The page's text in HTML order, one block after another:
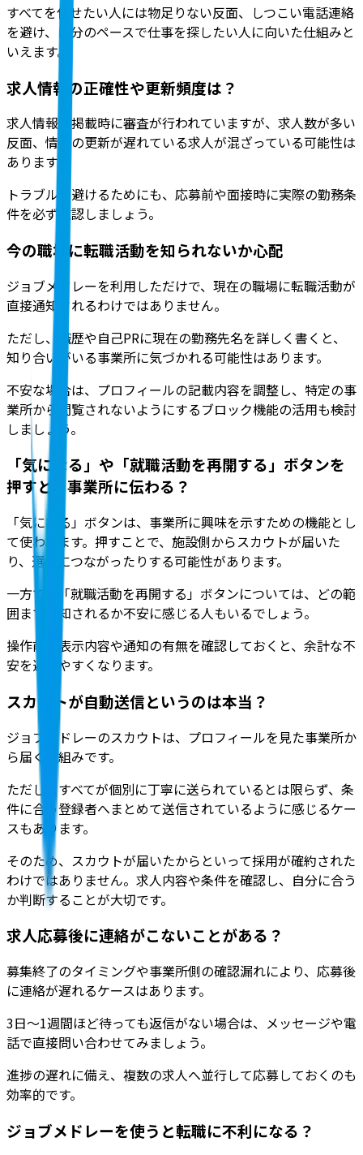
すべてを任せたい人には物足りない反面、しつこい電話連絡
を避け、自分のペースで仕事を探したい人に向いた仕組みと
いえます。
求人情報の正確性や更新頻度は？
求人情報は掲載時に審査が行われていますが、求人数が多い
反面、情報の更新が遅れている求人が混ざっている可能性は
あります。
トラブルを避けるためにも、応募前や面接時に実際の勤務条
件を必ず確認しましょう。
今の職場に転職活動を知られないか心配
ジョブメドレーを利用しただけで、現在の職場に転職活動が
直接通知されるわけではありません。
ただし、職歴や自己PRに現在の勤務先名を詳しく書くと、
知り合いがいる事業所に気づかれる可能性はあります。
不安な場合は、プロフィールの記載内容を調整し、特定の事
業所から閲覧されないようにするブロック機能の活用も検討
しましょう。
「気になる」や「就職活動を再開する」ボタンを
押すと、事業所に伝わる？
「気になる」ボタンは、事業所に興味を示すための機能とし
て使われます。押すことで、施設側からスカウトが届いた
り、選考につながったりする可能性があります。
一方で、「就職活動を再開する」ボタンについては、どの範
囲まで通知されるか不安に感じる人もいるでしょう。
操作前に表示内容や通知の有無を確認しておくと、余計な不
安を避けやすくなります。
スカウトが自動送信というのは本当？
ジョブメドレーのスカウトは、プロフィールを見た事業所か
ら届く仕組みです。
ただし、すべてが個別に丁寧に送られているとは限らず、条
件に合う登録者へまとめて送信されているように感じるケー
スもあります。
そのため、スカウトが届いたからといって採用が確約された
わけではありません。求人内容や条件を確認し、自分に合う
か判断することが大切です。
求人応募後に連絡がこないことがある？
募集終了のタイミングや事業所側の確認漏れにより、応募後
に連絡が遅れるケースはあります。
3日〜1週間ほど待っても返信がない場合は、メッセージや電
話で直接問い合わせてみましょう。
進捗の遅れに備え、複数の求人へ並行して応募しておくのも
効率的です。
ジョブメドレーを使うと転職に不利になる？